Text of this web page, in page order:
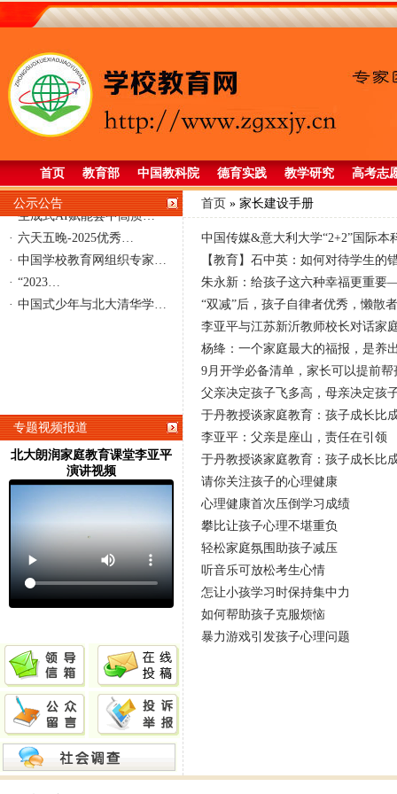
首页 教育部 中国教科院 德育实践 教学研究 高考志
公示公告
· 李亚平同志当选为中国教…
· 李亚平当选为中国老教授…
· 生成式AI赋能县中高质…
· 六天五晚-2025优秀…
· 中国学校教育网组织专家…
· “2023…
· 中国式少年与北大清华学…
专题视频报道
北大朗润家庭教育课堂李亚平
演讲视频
首页 » 家长建设手册
中国传媒&意大利大学“2+2”国际
【教育】石中英：如何对待学生的
朱永新：给孩子这六种幸福更重
“双减”后，孩子自律者优秀，懒散
李亚平与江苏新沂教师校长对话家
杨绛：一个家庭最大的福报，是养
9月开学必备清单，家长可以提前
父亲决定孩子飞多高，母亲决定孩
于丹教授谈家庭教育：孩子成长比
李亚平：父亲是座山，责任在引领
于丹教授谈家庭教育：孩子成长比
请你关注孩子的心理健康
心理健康首次压倒学习成绩
攀比让孩子心理不堪重负
轻松家庭氛围助孩子减压
听音乐可放松考生心情
怎让小孩学习时保持集中力
如何帮助孩子克服烦恼
暴力游戏引发孩子心理问题